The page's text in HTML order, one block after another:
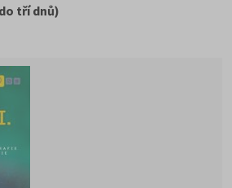
tří dnů)